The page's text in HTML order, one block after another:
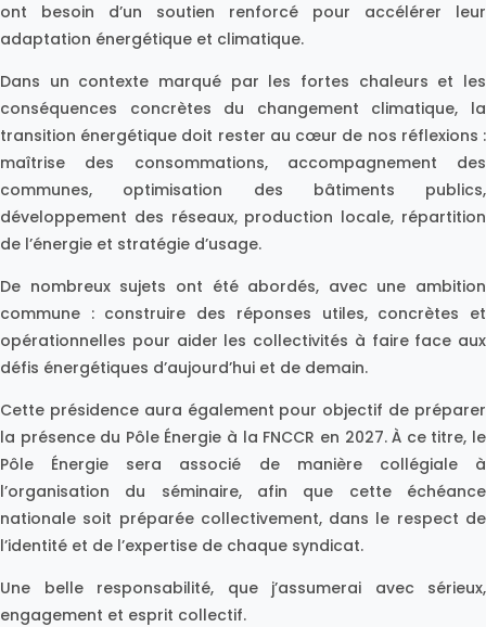
ont besoin d’un soutien renforcé pour accélérer leur
adaptation énergétique et climatique.
Dans un contexte marqué par les fortes chaleurs et les
conséquences concrètes du changement climatique, la
transition énergétique doit rester au cœur de nos réflexions :
maîtrise des consommations, accompagnement des
communes, optimisation des bâtiments publics,
développement des réseaux, production locale, répartition
de l’énergie et stratégie d’usage.
De nombreux sujets ont été abordés, avec une ambition
commune : construire des réponses utiles, concrètes et
opérationnelles pour aider les collectivités à faire face aux
défis énergétiques d’aujourd’hui et de demain.
Cette présidence aura également pour objectif de préparer
la présence du Pôle Énergie à la FNCCR en 2027. À ce titre, le
Pôle Énergie sera associé de manière collégiale à
l’organisation du séminaire, afin que cette échéance
nationale soit préparée collectivement, dans le respect de
l’identité et de l’expertise de chaque syndicat.
Une belle responsabilité, que j’assumerai avec sérieux,
engagement et esprit collectif.